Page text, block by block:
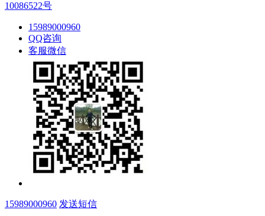
10086522号
15989000960
QQ咨询
客服微信
15989000960 发送短信